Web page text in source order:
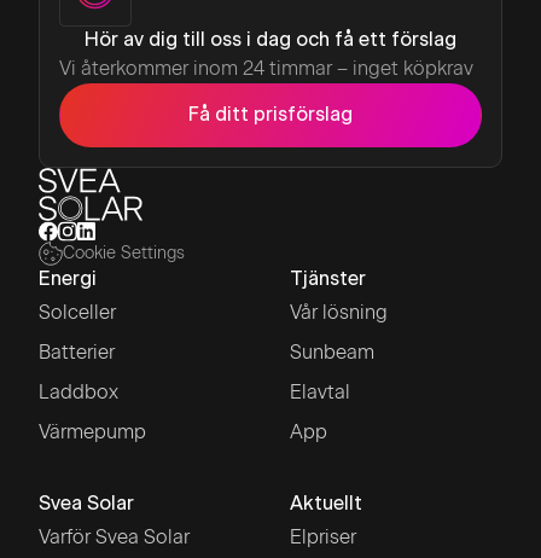
Hör av dig till oss i dag och få ett förslag
Vi återkommer inom 24 timmar – inget köpkrav
Få ditt prisförslag
Cookie Settings
Energi
Solceller
Batterier
Laddbox
Värmepump
Tjänster
Vår lösning
Sunbeam
Elavtal
App
Svea Solar
Varför Svea Solar
Aktuellt
Elpriser